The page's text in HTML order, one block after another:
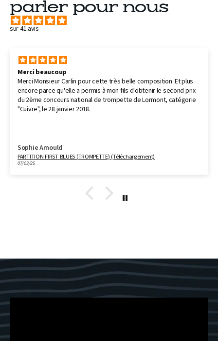
parler pour nous
sur 41 avis
Merci beaucoup
Merci Monsieur Carlin pour cette très belle composition. Et plus
encore parce qu'elle a permis à mon fils d'obtenir le second prix
du 2ème concours national de trompette de Lormont, catégorie
"Cuivre", le 28 janvier 2018.
Sophie Arnould
PARTITION FIRST BLUES (TROMPETTE) (Téléchargement)
07/03/25